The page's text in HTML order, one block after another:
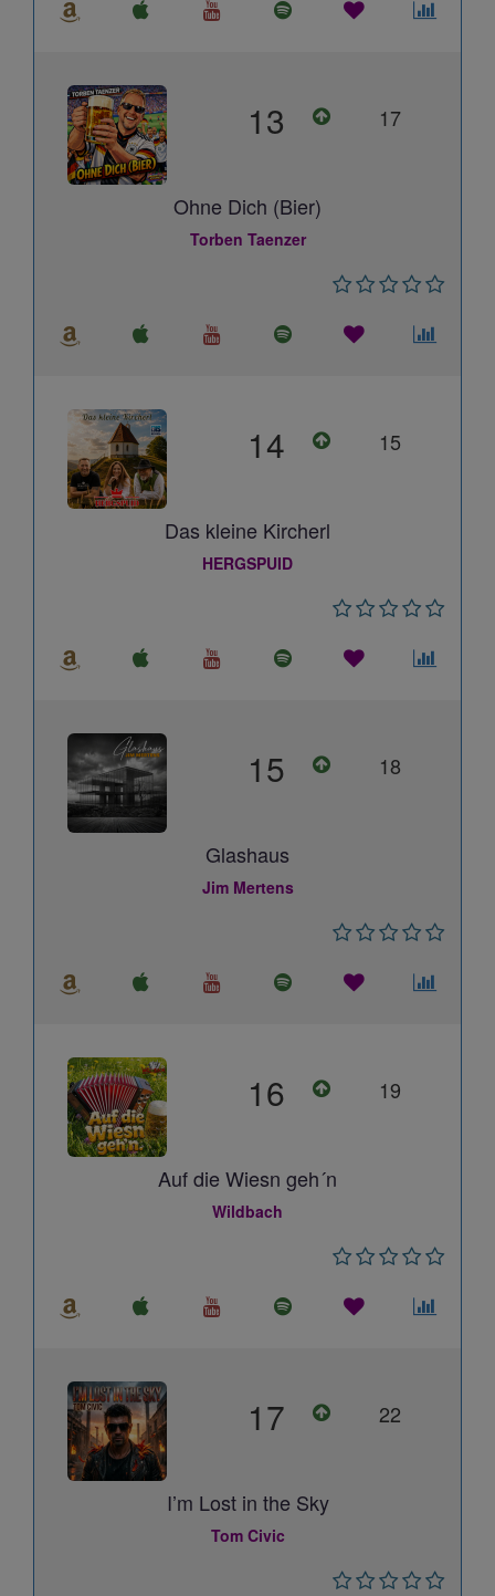
13 17
Ohne Dich (Bier)
Torben Taenzer
14 15
Das kleine Kircherl
HERGSPUID
15 18
Glashaus
Jim Mertens
16 19
Auf die Wiesn geh´n
Wildbach
17 22
I’m Lost in the Sky
Tom Civic